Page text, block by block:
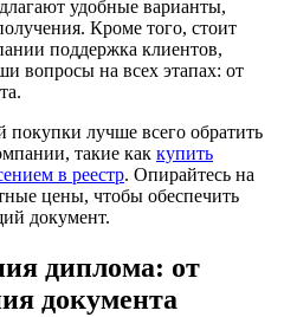
удобные варианты,
Кроме того, стоит
поддержка клиентов,
вопросы на всех этапах: от
лучше всего обратить
такие как купить
в реестр. Опирайтесь на
цены, чтобы обеспечить
документ.
диплома: от
документа